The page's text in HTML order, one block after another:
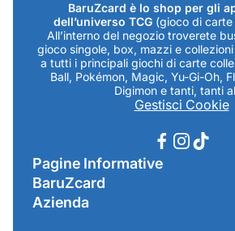
BaruZcard è lo shop per gli
dell’universo TCG (gioco di
All’interno del negozio troverete
gioco singole, box, mazzi e
a tutti i principali giochi di carte
Ball, Pokémon, Magic, Yu-Gi-Oh,
Digimon e tanti, tanti
Gestisci Cookie
Pagine Informative
Contatti
BaruZcard
Azienda